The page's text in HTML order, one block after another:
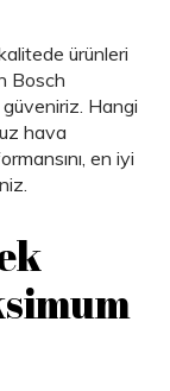
ürünleri
Bosch
Hangi
hava
en iyi